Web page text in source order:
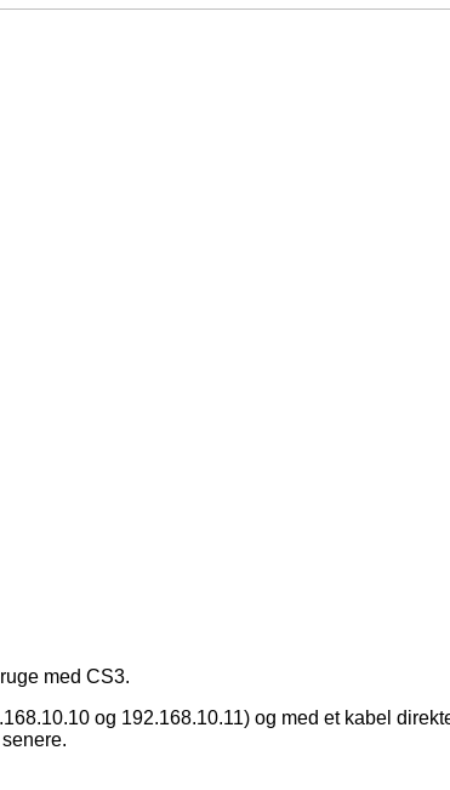
med CS3.
og 192.168.10.11) og med et kabel